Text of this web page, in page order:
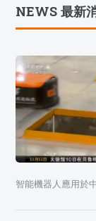
NEWS 最新
智能機器人應用於